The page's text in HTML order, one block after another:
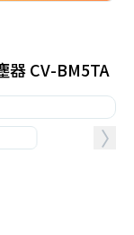
器 CV-BM5TA